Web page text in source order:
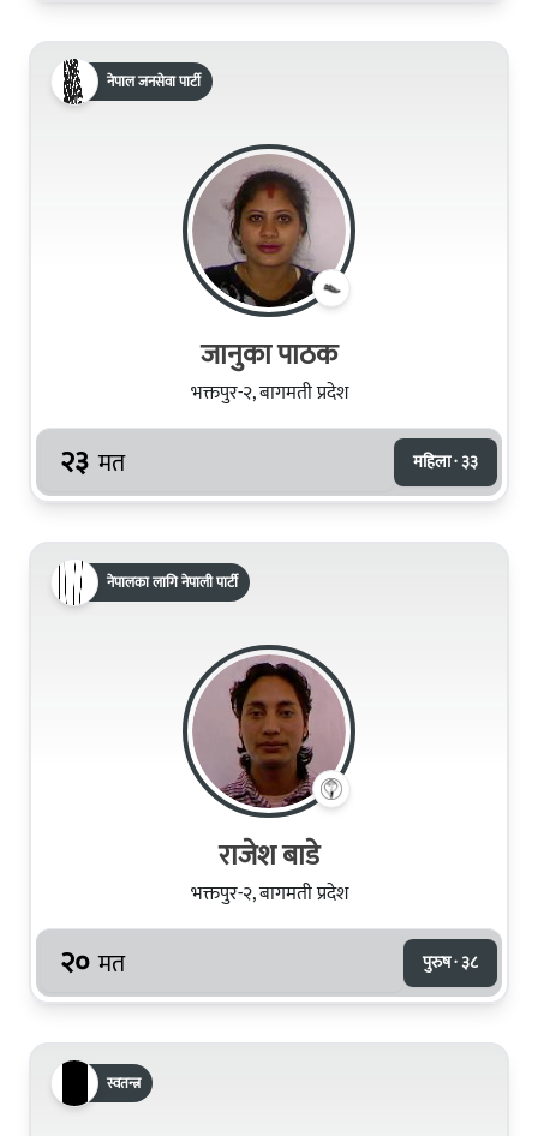
नेपाल जनसेवा पार्टी
जानुका पाठक
भक्तपुर-२, बागमती प्रदेश
२३ मत महिला · ३३
नेपालका लागि नेपाली पार्टी
राजेश बाडे
भक्तपुर-२, बागमती प्रदेश
२० मत पुरुष · ३८
स्वतन्त्र